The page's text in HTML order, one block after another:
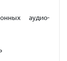
аудио-